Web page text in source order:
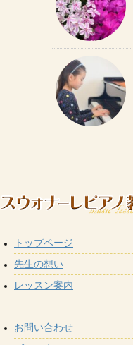
トップページ
先生の想い
レッスン案内
お問い合わせ